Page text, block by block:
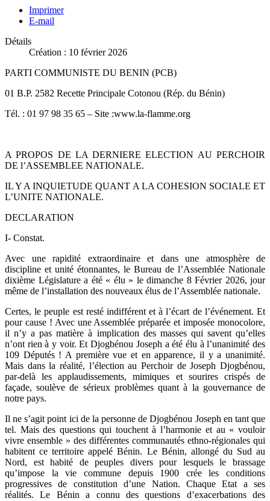
Imprimer
E-mail
Détails
Création : 10 février 2026
PARTI COMMUNISTE DU BENIN (PCB)
01 B.P. 2582 Recette Principale Cotonou (Rép. du Bénin)
Tél. : 01 97 98 35 65 – Site :www.la-flamme.org
A PROPOS DE LA DERNIERE ELECTION AU PERCHOIR
DE l’ASSEMBLEE NATIONALE.
IL Y A INQUIETUDE QUANT A LA COHESION SOCIALE ET
L’UNITE NATIONALE.
DECLARATION
I- Constat.
Avec une rapidité extraordinaire et dans une atmosphère de
discipline et unité étonnantes, le Bureau de l’Assemblée Nationale
dixième Législature a été « élu » le dimanche 8 Février 2026, jour
même de l’installation des nouveaux élus de l’Assemblée nationale.
Certes, le peuple est resté indifférent et à l’écart de l’événement. Et
pour cause ! Avec une Assemblée préparée et imposée monocolore,
il n’y a pas matière à implication des masses qui savent qu’elles
n’ont rien à y voir. Et Djogbénou Joseph a été élu à l’unanimité des
109 Députés ! A première vue et en apparence, il y a unanimité.
Mais dans la réalité, l’élection au Perchoir de Joseph Djogbénou,
par-delà les applaudissements, mimiques et sourires crispés de
façade, soulève de sérieux problèmes quant à la gouvernance de
notre pays.
Il ne s’agit point ici de la personne de Djogbénou Joseph en tant que
tel. Mais des questions qui touchent à l’harmonie et au « vouloir
vivre ensemble » des différentes communautés ethno-régionales qui
habitent ce territoire appelé Bénin. Le Bénin, allongé du Sud au
Nord, est habité de peuples divers pour lesquels le brassage
qu’impose la vie commune depuis 1900 crée les conditions
progressives de constitution d’une Nation. Chaque Etat a ses
réalités. Le Bénin a connu des questions d’exacerbations des